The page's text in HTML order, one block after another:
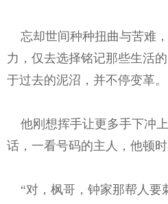
忘却世间种种扭曲与苦难
力，仅去选择铭记那些生活
于过去的泥沼，并不停变革。
他刚想挥手让更多手下冲
话，一看号码的主人，他顿时
“对，枫哥，钟家那帮人要